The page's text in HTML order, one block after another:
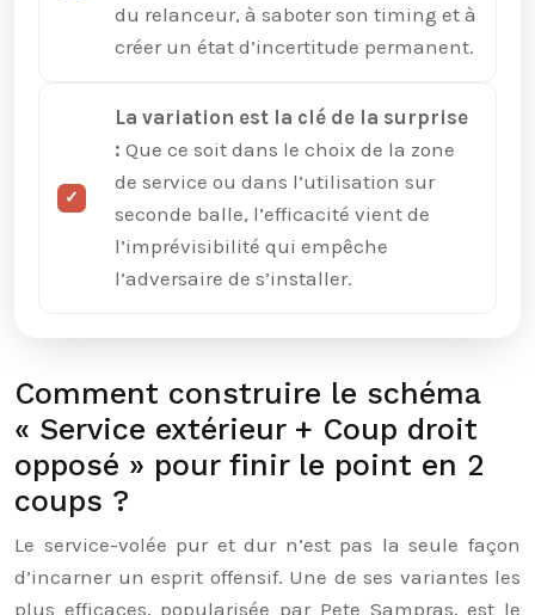
du relanceur, à saboter son timing et à
créer un état d’incertitude permanent.
La variation est la clé de la surprise
: Que ce soit dans le choix de la zone
de service ou dans l’utilisation sur
seconde balle, l’efficacité vient de
l’imprévisibilité qui empêche
l’adversaire de s’installer.
Comment construire le schéma
« Service extérieur + Coup droit
opposé » pour finir le point en 2
coups ?
Le service-volée pur et dur n’est pas la seule façon
d’incarner un esprit offensif. Une de ses variantes les
plus efficaces, popularisée par Pete Sampras, est le